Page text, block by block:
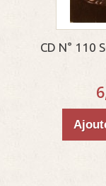
CD N° 110